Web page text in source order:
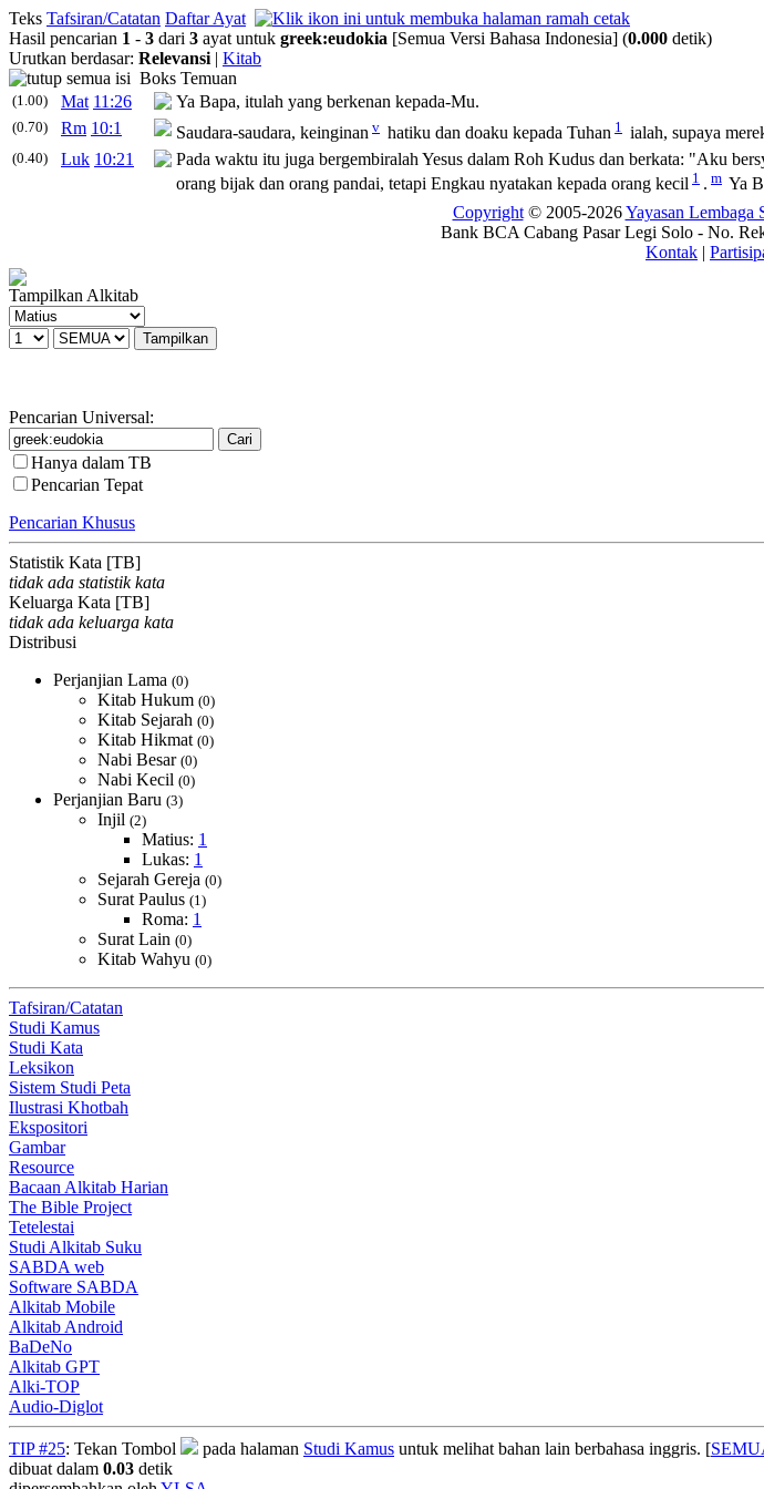
Teks Tafsiran/Catatan Daftar Ayat
Hasil pencarian 1 - 3 dari 3 ayat untuk greek:eudokia [Semua Versi Bahasa Indonesia] (0.000 detik)
Urutkan berdasar: Relevansi | Kitab
Boks Temuan
(1.00) Mat 11:26 Ya Bapa, itulah yang berkenan kepada-Mu.
(0.70) Rm 10:1 Saudara-saudara, keinginan v hatiku dan doaku kepada Tuhan 1 ialah, supaya
(0.40) Luk 10:21 Pada waktu itu juga bergembiralah Yesus dalam Roh Kudus dan berkata: "Aku
orang bijak dan orang pandai, tetapi Engkau nyatakan kepada orang kecil 1 . m Ya
Copyright© 2005-2026Yayasan
Bank BCA Cabang Pasar Legi Solo - No.
Kontak |
Tampilkan Alkitab
Pencarian Universal:
Hanya dalam TB
Pencarian Tepat
Pencarian Khusus
Statistik Kata [TB]
tidak ada statistik kata
Keluarga Kata [TB]
tidak ada keluarga kata
Distribusi
Perjanjian Lama (0)
Kitab Hukum (0)
Kitab Sejarah (0)
Kitab Hikmat (0)
Nabi Besar (0)
Nabi Kecil (0)
Perjanjian Baru (3)
Injil (2)
Matius: 1
Lukas: 1
Sejarah Gereja (0)
Surat Paulus (1)
Roma: 1
Surat Lain (0)
Kitab Wahyu (0)
Tafsiran/Catatan
Studi Kamus
Studi Kata
Leksikon
Sistem Studi Peta
Ilustrasi Khotbah
Ekspositori
Gambar
Resource
Bacaan Alkitab Harian
The Bible Project
Tetelestai
Studi Alkitab Suku
SABDA web
Software SABDA
Alkitab Mobile
Alkitab Android
BaDeNo
Alkitab GPT
Alki-TOP
Audio-Diglot
TIP #25: Tekan Tombol pada halaman Studi Kamus untuk melihat bahan lain berbahasa inggris. [
dibuat dalam 0.03 detik